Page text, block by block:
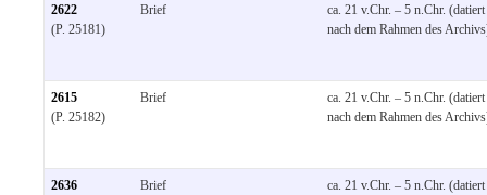
2622
(P. 25181)
Brief
ca. 21 v.Chr. – 5 n.Chr. (datiert
nach dem Rahmen des
2615
(P. 25182)
Brief
ca. 21 v.Chr. – 5 n.Chr. (datiert
nach dem Rahmen des
2636
Brief
ca. 21 v.Chr. – 5 n.Chr. (datiert